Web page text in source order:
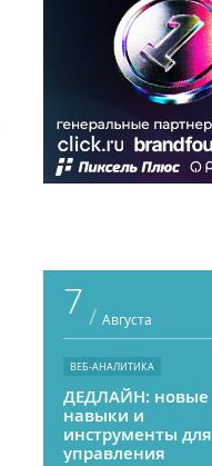
7 / Августа
ВЕБ-АНАЛИТИКА
ДЕДЛАЙН: новые
навыки и
инструменты для
управления